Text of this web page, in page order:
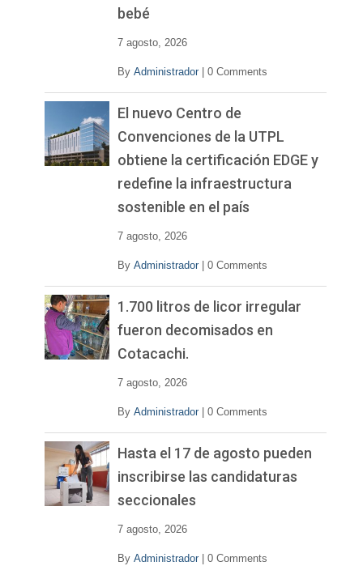
bebé
7 agosto, 2026
By Administrador 0 Comments
El nuevo Centro de
Convenciones de la UTPL
obtiene la certificación EDGE y
redefine la infraestructura
sostenible en el país
7 agosto, 2026
By Administrador 0 Comments
1.700 litros de licor irregular
fueron decomisados en
Cotacachi.
7 agosto, 2026
By Administrador 0 Comments
Hasta el 17 de agosto pueden
inscribirse las candidaturas
seccionales
7 agosto, 2026
By Administrador 0 Comments